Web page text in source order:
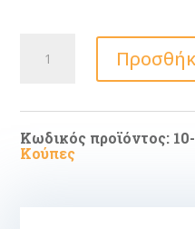
Κούπα
380ml
ποσότητα
Κωδικός προϊόντος:
Κούπες